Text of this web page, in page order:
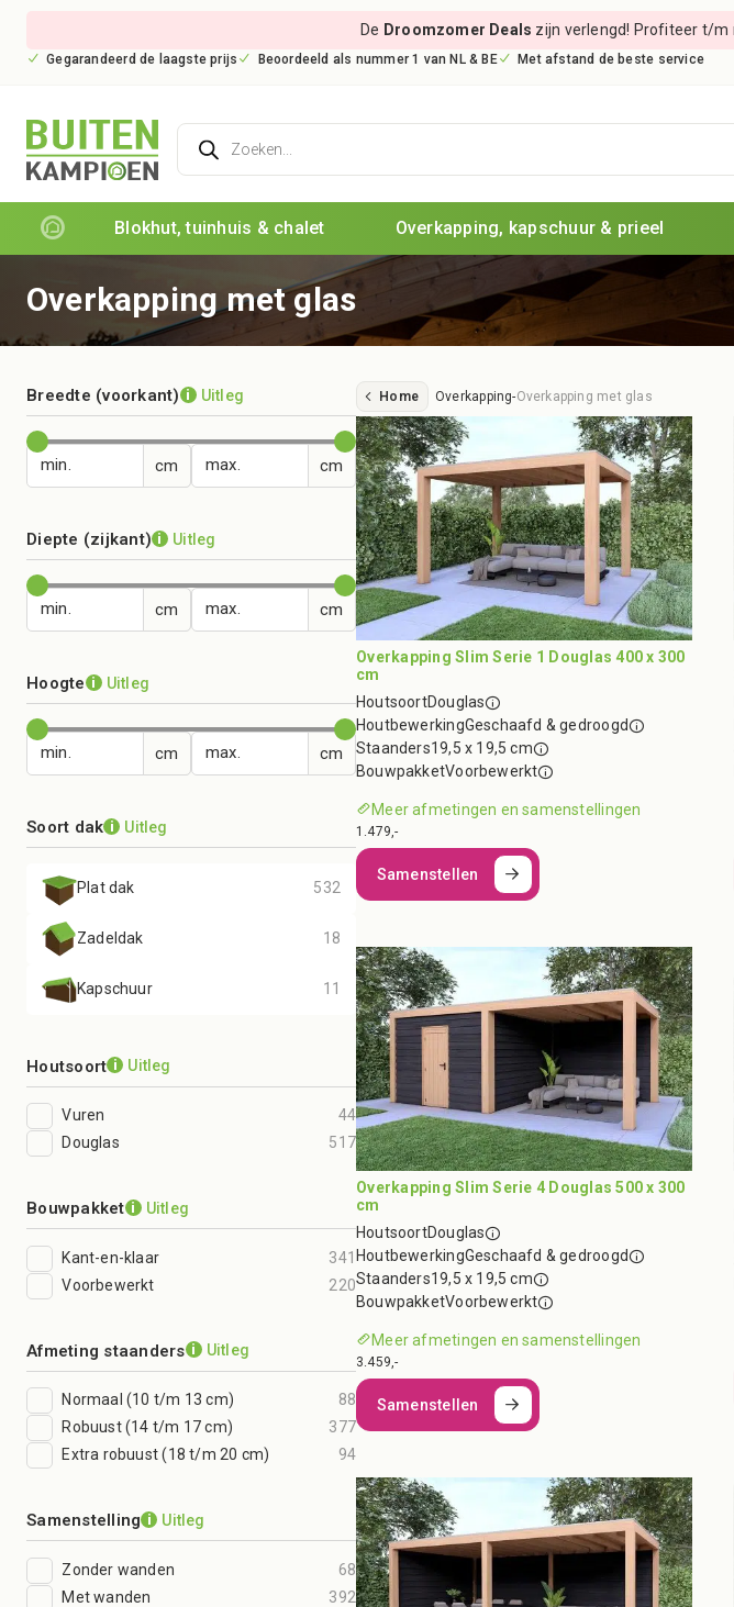
De Droomzomer Deals zijn verlengd! Profiteer t/m
Gegarandeerd de laagste prijs Beoordeeld als nummer 1 van NL & BE Met afstand de beste service
Producten
zoeken
Blokhut, tuinhuis & chalet Overkapping, kapschuur & prieel
Overkapping met glas
Breedte (voorkant) i Uitleg
min. max.
Diepte (zijkant) i Uitleg
min. max.
Hoogte i Uitleg
min. max.
Soort dak i Uitleg
Plat dak 532
Zadeldak 18
Kapschuur 11
Houtsoort i Uitleg
Vuren
44
Douglas
517
Bouwpakket i Uitleg
Kant-en-klaar
341
Voorbewerkt
220
Afmeting staanders i Uitleg
Normaal (10 t/m 13 cm)
88
Robuust (14 t/m 17 cm)
377
Extra robuust (18 t/m 20 cm)
94
Samenstelling i Uitleg
Zonder wanden
68
Met wanden
392
Home Overkapping-Overkapping met glas
Overkapping Slim Serie 1 Douglas 400 x 300
cm
HoutsoortDouglas
HoutbewerkingGeschaafd & gedroogd
Staanders19,5 x 19,5 cm
BouwpakketVoorbewerkt
Meer afmetingen en samenstellingen
1.479,-
Samenstellen
Overkapping Slim Serie 4 Douglas 500 x 300
cm
HoutsoortDouglas
HoutbewerkingGeschaafd & gedroogd
Staanders19,5 x 19,5 cm
BouwpakketVoorbewerkt
Meer afmetingen en samenstellingen
3.459,-
Samenstellen